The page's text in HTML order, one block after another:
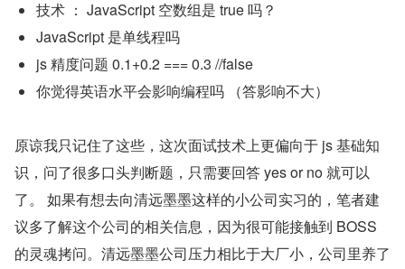
技术 ： JavaScript 空数组是 true 吗？
JavaScript 是单线程吗
js 精度问题 0.1+0.2 === 0.3 //false
你觉得英语水平会影响编程吗 （答影响不大）
原谅我只记住了这些，这次面试技术上更偏向于 js 基础知
识，问了很多口头判断题，只需要回答 yes or no 就可以
了。 如果有想去向清远墨墨这样的小公司实习的，笔者建
议多了解这个公司的相关信息，因为很可能接触到 BOSS
的灵魂拷问。清远墨墨公司压力相比于大厂小，公司里养了